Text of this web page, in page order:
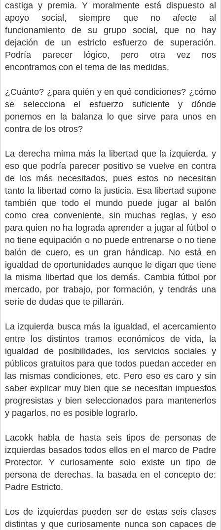
castiga y premia. Y moralmente está dispuesto al
apoyo social, siempre que no afecte al
funcionamiento de su grupo social, que no hay
dejación de un estricto esfuerzo de superación.
Podría parecer lógico, pero otra vez nos
encontramos con el tema de las medidas.
¿Cuánto? ¿para quién y en qué condiciones? ¿cómo
se selecciona el esfuerzo suficiente y dónde
ponemos en la balanza lo que sirve para unos en
contra de los otros?
La derecha mima más la libertad que la izquierda, y
eso que podría parecer positivo se vuelve en contra
de los más necesitados, pues estos no necesitan
tanto la libertad como la justicia. Esa libertad supone
también que todo el mundo puede jugar al balón
como crea conveniente, sin muchas reglas, y eso
para quien no ha lograda aprender a jugar al fútbol o
no tiene equipación o no puede entrenarse o no tiene
balón de cuero, es un gran hándicap. No está en
igualdad de oportunidades aunque le digan que tiene
la misma libertad que los demás. Cambia fútbol por
mercado, por trabajo, por formación, y tendrás una
serie de dudas que te pillarán.
La izquierda busca más la igualdad, el acercamiento
entre los distintos tramos económicos de vida, la
igualdad de posibilidades, los servicios sociales y
públicos gratuitos para que todos puedan acceder en
las mismas condiciones, etc. Pero eso es caro y sin
saber explicar muy bien que se necesitan impuestos
progresistas y bien seleccionados para mantenerlos
y pagarlos, no es posible lograrlo.
Lacokk habla de hasta seis tipos de personas de
izquierdas basados todos ellos en el marco de Padre
Protector. Y curiosamente solo existe un tipo de
persona de derechas, la basada en el concepto de:
Padre Estricto.
Los de izquierdas pueden ser de estas seis clases
distintas y que curiosamente nunca son capaces de